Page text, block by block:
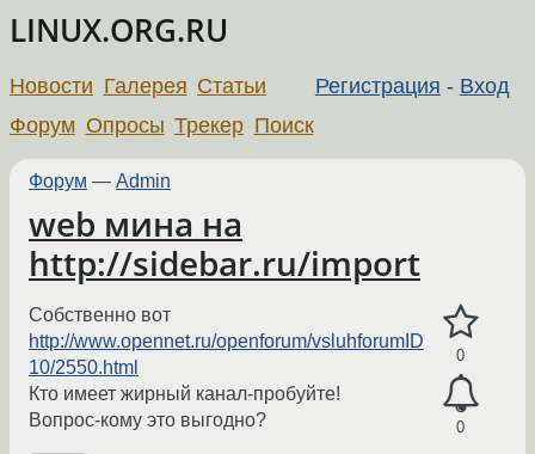
LINUX.ORG.RU
Регистрация - Вход
Новости Галерея Статьи
Форум Опросы Трекер Поиск
Форум — Admin
web мина на
http://sidebar.ru/import
0
0
Собственно вот
http://www.opennet.ru/openforum/vsluhforumID
10/2550.html
Кто имеет жирный канал-пробуйте!
Вопрос-кому это выгодно?